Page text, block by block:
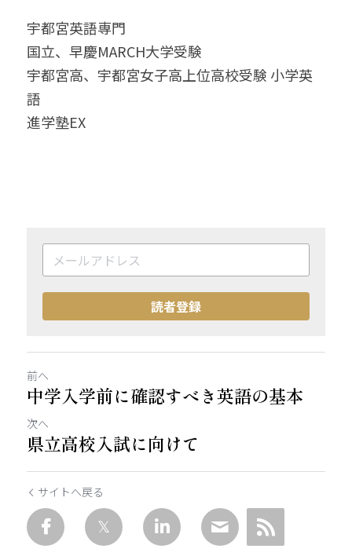
宇都宮英語専門
国立、早慶MARCH大学受験
宇都宮高、宇都宮女子高上位高校受験 小学英
語
進学塾EX
読者登録
前へ
中学入学前に確認すべき英語の基本
次へ
県立高校入試に向けて
サイトへ戻る